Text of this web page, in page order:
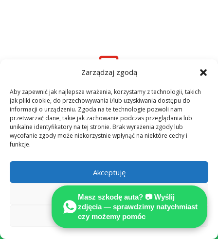
Zarządzaj zgodą
Aby zapewnić jak najlepsze wrażenia, korzystamy z technologii, takich
jak pliki cookie, do przechowywania i/lub uzyskiwania dostępu do
informacji o urządzeniu. Zgoda na te technologie pozwoli nam
przetwarzać dane, takie jak zachowanie podczas przeglądania lub
unikalne identyfikatory na tej stronie. Brak wyrażenia zgody lub
wycofanie zgody może niekorzystnie wpłynąć na niektóre cechy i
funkcje.
Akceptuję
Odmów
Zobacz preferencje

PONAD 25 LAT DOŚWIADCZENIA W
NIEMECZECH

Pełne odszkodowanie w EURO w
Niemczech z OC sprawcy!


Masz szkodę auta? 📷 Wyślij
zdjęcia — sprawdzimy natychmiast
czy możemy pomóc